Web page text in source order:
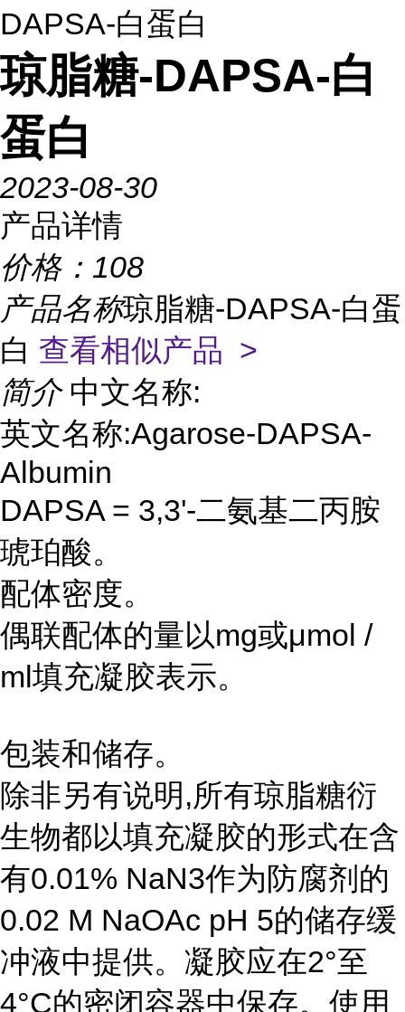
DAPSA-白蛋白
琼脂糖-DAPSA-白
蛋白
2023-08-30
产品详情
价格： 108
产品名称琼脂糖-DAPSA-白蛋
白 查看相似产品 >
简介 中文名称:
英文名称:Agarose-DAPSA-
Albumin
DAPSA = 3,3'-二氨基二丙胺
琥珀酸。
配体密度。
偶联配体的量以mg或μmol /
ml填充凝胶表示。
包装和储存。
除非另有说明,所有琼脂糖衍
生物都以填充凝胶的形式在含
有0.01% NaN3作为防腐剂的
0.02 M NaOAc pH 5的储存缓
冲液中提供。凝胶应在2°至
4°C的密闭容器中保存。使用